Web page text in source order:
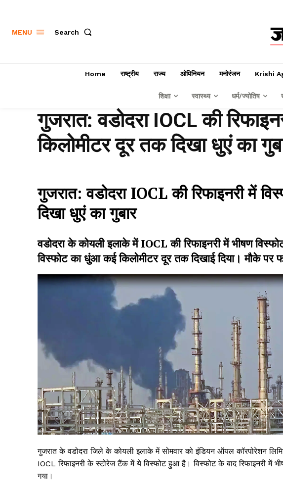
MENU Search
Home राष्ट्रीय राज्य ओपिनियन मनोरंजन Krishi
शिक्षा स्वास्थ्य धर्म/ज्योतिष
गुजरात: वडोदरा IOCL की
किलोमीटर दूर तक दिखा धुएं का
गुजरात: वडोदरा IOCL की रिफाइनरी में
दिखा धुएं का गुबार
वडोदरा के कोयली इलाके में IOCL की रिफाइनरी में भीषण
विस्फोट का धुंआ कई किलोमीटर दूर तक दिखाई दिया। मौके पर
गुजरात के वडोदरा जिले के कोयली इलाके में सोमवार को इंडियन ऑयल कॉरपोरेशन
IOCL रिफाइनरी के स्टोरेज टैंक में ये विस्फोट हुआ है। विस्फोट के बाद रिफाइनरी में
गया।